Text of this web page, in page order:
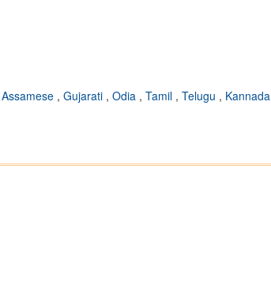
Assamese , Gujarati , Odia , Tamil , Telugu , Kannada